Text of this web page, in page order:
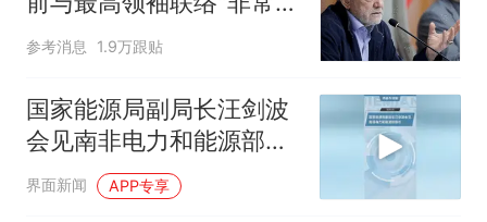
官方通报
那个在床头放菜刀的女孩，
人生
难"
参考消息 1.9万跟贴
国家能源局副局长汪剑波
会见南非电力和能源部部
长
界面新闻 APP专享